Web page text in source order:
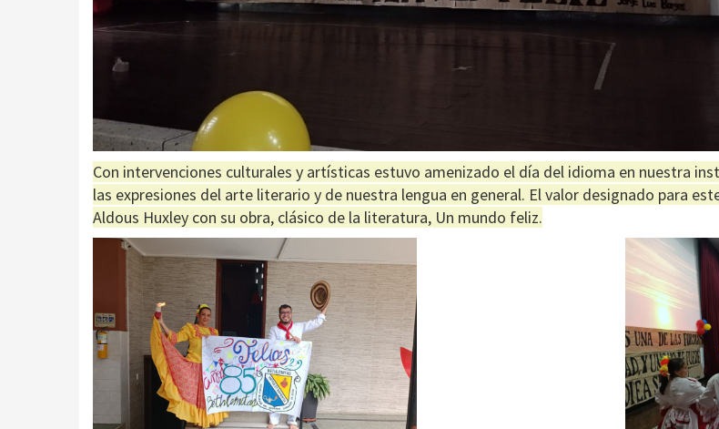
Con intervenciones culturales y artísticas estuvo amenizado el día del idioma en nuestra
las expresiones del arte literario y de nuestra lengua en general. El valor designado para
Aldous Huxley con su obra, clásico de la literatura, Un mundo feliz.